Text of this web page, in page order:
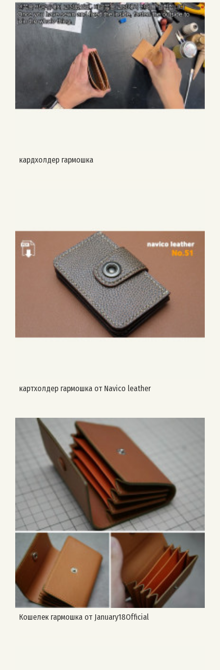
кардхолдер гармошка
картхолдер гармошка от Navico leather
Кошелек гармошка от January18Official